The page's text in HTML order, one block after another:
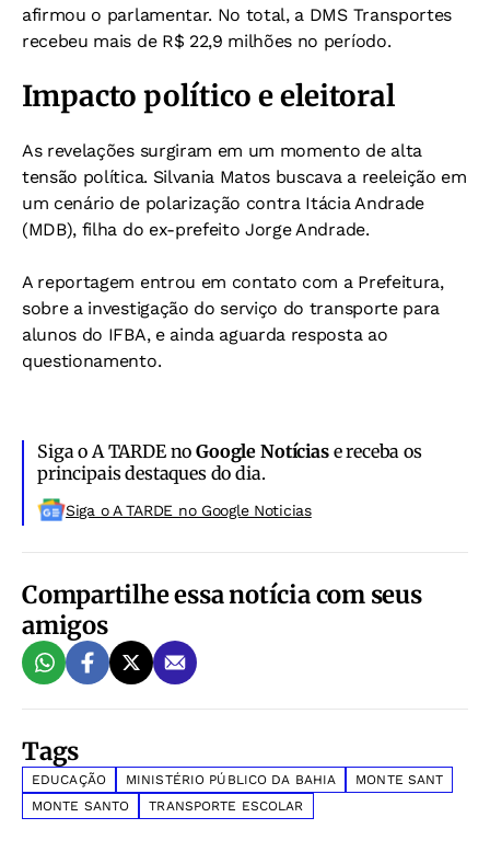
afirmou o parlamentar. No total, a DMS Transportes
recebeu mais de R$ 22,9 milhões no período.
Impacto político e eleitoral
As revelações surgiram em um momento de alta
tensão política. Silvania Matos buscava a reeleição em
um cenário de polarização contra Itácia Andrade
(MDB), filha do ex-prefeito Jorge Andrade.
A reportagem entrou em contato com a Prefeitura,
sobre a investigação do serviço do transporte para
alunos do IFBA, e ainda aguarda resposta ao
questionamento.
Siga o A TARDE noGoogle Notíciase receba os
principais destaques do dia.
Siga o A TARDE no Google Noticias
Compartilhe essa notícia com seus
amigos
Tags
EDUCAÇÃO MINISTÉRIO PÚBLICO DA BAHIA
MONTE SANT
MONTE SANTO
TRANSPORTE ESCOLAR